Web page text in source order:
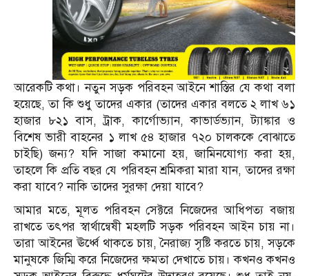
আরেকটি কথা। নতুন সড়ক পরিবহন আইনে শাস্তির যে কথা বলা
হয়েছে, তা কি শুধু তাদের একার (তাদের একার বলতে ২ লাখ ৬১
হাজার ৮২১ বাস, ট্রাক, কার্গোভ্যান, কাভার্ডভ্যান, ট্যাঙ্কার ও
বিশেষ ভারী বাহনের ১ লাখ ৫৪ হাজার ৭২০ চালককে বোঝাতে
চাইছি) জন্য? যদি সাজা কমানো হয়, জামিনযোগ্য করা হয়,
তাহলে কি প্রতি বছর যে পরিবহন শ্রমিকরা মারা যান, তাদের রক্ষা
করা যাবে? নাকি তাদের সুরক্ষা দেয়া যাবে?
আমার মতে, মূলত পরিবহন সেক্টরে নিজেদের আধিপত্য বজায়
রাখতে তৎপর স্বার্থান্বেষী মহলটি সড়ক পরিবহন আইন চায় না।
তারা আইনের ঊর্ধ্বে থাকতে চায়, নৈরাজ্য সৃষ্টি করতে চায়, সড়কে
মানুষকে জিম্মি করে নিজেদের ক্ষমতা দেখাতে চায়। কখনও কখনও